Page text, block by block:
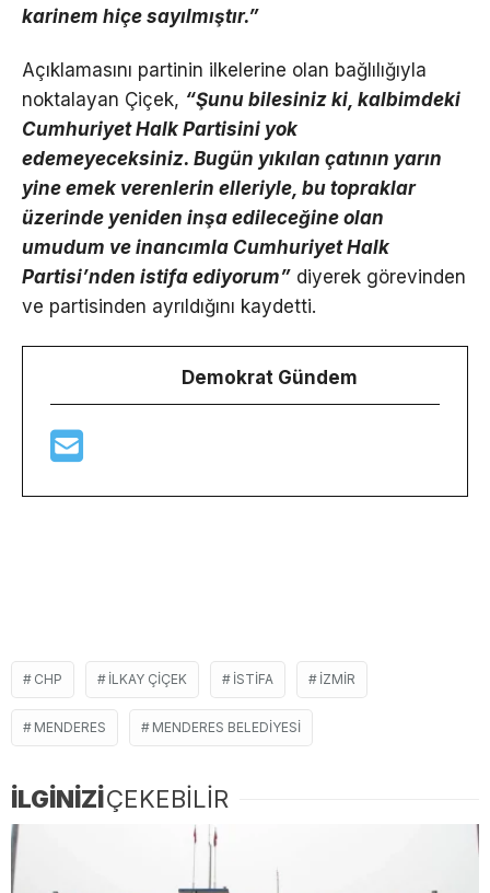
karinem hiçe sayılmıştır.”
Açıklamasını partinin ilkelerine olan bağlılığıyla
noktalayan Çiçek, “Şunu bilesiniz ki, kalbimdeki
Cumhuriyet Halk Partisini yok
edemeyeceksiniz. Bugün yıkılan çatının yarın
yine emek verenlerin elleriyle, bu topraklar
üzerinde yeniden inşa edileceğine olan
umudum ve inancımla Cumhuriyet Halk
Partisi’nden istifa ediyorum” diyerek görevinden
ve partisinden ayrıldığını kaydetti.
Demokrat Gündem
CHP ILKAY ÇIÇEK ISTIFA İZMIR
MENDERES MENDERES BELEDIYESI
İLGİNİZİÇEKEBİLİR